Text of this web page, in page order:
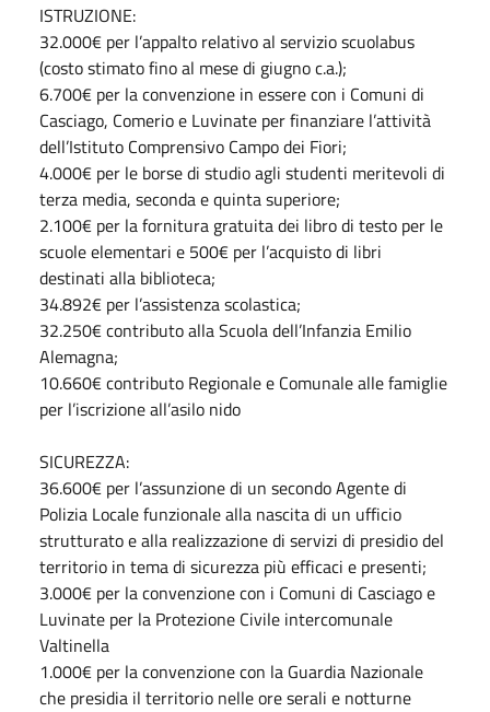
ISTRUZIONE:
32.000€ per l’appalto relativo al servizio scuolabus
(costo stimato fino al mese di giugno c.a.);
6.700€ per la convenzione in essere con i Comuni di
Casciago, Comerio e Luvinate per finanziare l’attività
dell’Istituto Comprensivo Campo dei Fiori;
4.000€ per le borse di studio agli studenti meritevoli di
terza media, seconda e quinta superiore;
2.100€ per la fornitura gratuita dei libro di testo per le
scuole elementari e 500€ per l’acquisto di libri
destinati alla biblioteca;
34.892€ per l’assistenza scolastica;
32.250€ contributo alla Scuola dell’Infanzia Emilio
Alemagna;
10.660€ contributo Regionale e Comunale alle famiglie
per l’iscrizione all’asilo nido
SICUREZZA:
36.600€ per l’assunzione di un secondo Agente di
Polizia Locale funzionale alla nascita di un ufficio
strutturato e alla realizzazione di servizi di presidio del
territorio in tema di sicurezza più efficaci e presenti;
3.000€ per la convenzione con i Comuni di Casciago e
Luvinate per la Protezione Civile intercomunale
Valtinella
1.000€ per la convenzione con la Guardia Nazionale
che presidia il territorio nelle ore serali e notturne